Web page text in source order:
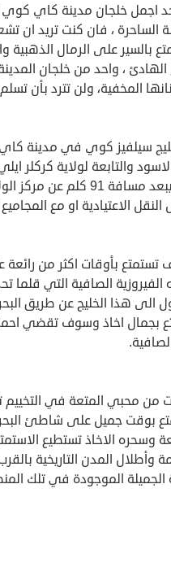
اجمل خلجان مدينة كاي كوي
الساحرة ، فان كنت تريد ان
بالسير على الرمال الذهبية
الهادئ ، واحد من خلجان
المخفية، ولن تترد بأن
سيلفيز كوي في مدينة
بينما يبعد مسافة 91
الاعتيادية او مع
بأوقات اكثر من رائعة
الصافية التي قلما
الى هذا الخليج عن طريق
بجمال اخاذ وسوف تقضي احمل
من محبي المتعة في
بوقت جميل على شاطئ
وسحره الاخاذ تستطيع
وأطلال المدن التاريخية
الجميلة الموجودة في تلك